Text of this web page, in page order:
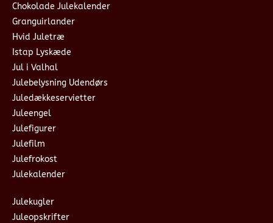
Chokolade Julekalender
Granguirlander
Hvid Juletræ
Istap Lyskæde
Jul i Valhal
Julebelysning Udendørs
Juledækkeservietter
Juleengel
Julefigurer
Julefilm
Julefrokost
Julekalender
Julekugler
Juleopskrifter